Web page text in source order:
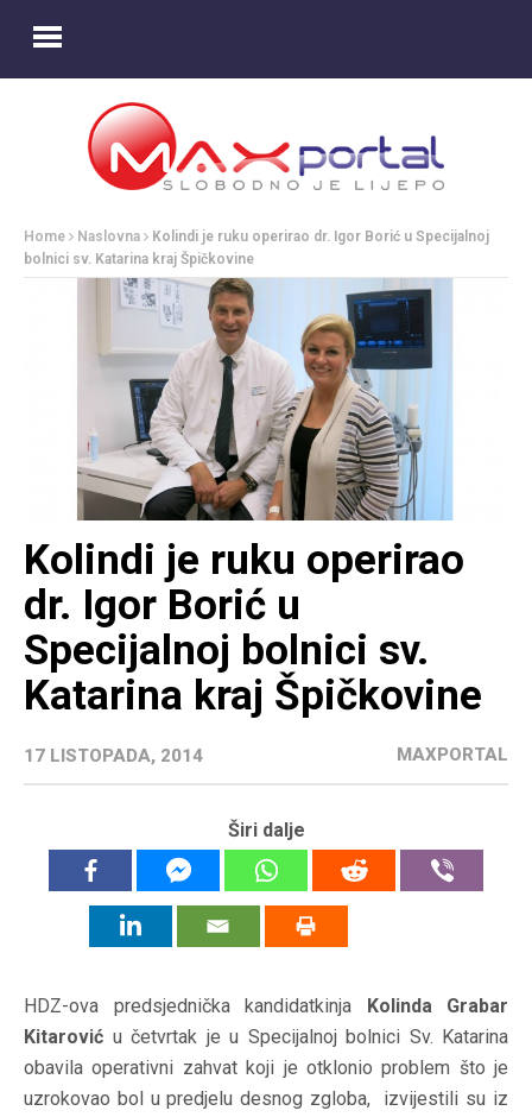
Home Naslovna
Kolindi je ruku operirao dr. Igor Borić u Specijalnoj
bolnici sv. Katarina kraj Špičkovine
Kolindi je ruku operirao
dr. Igor Borić u
Specijalnoj bolnici sv.
Katarina kraj Špičkovine
17 LISTOPADA, 2014 MAXPORTAL
Širi dalje
HDZ-ova predsjednička kandidatkinja
Kolinda Grabar
Kitarović u četvrtak je u Specijalnoj bolnici Sv. Katarina
obavila operativni zahvat koji je otklonio problem što je
uzrokovao bol u predjelu desnog zgloba, izvijestili su iz